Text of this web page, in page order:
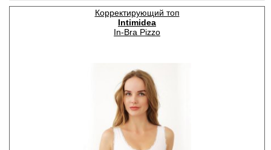
Корректирующий топ
Intimidea
In-Bra Pizzo